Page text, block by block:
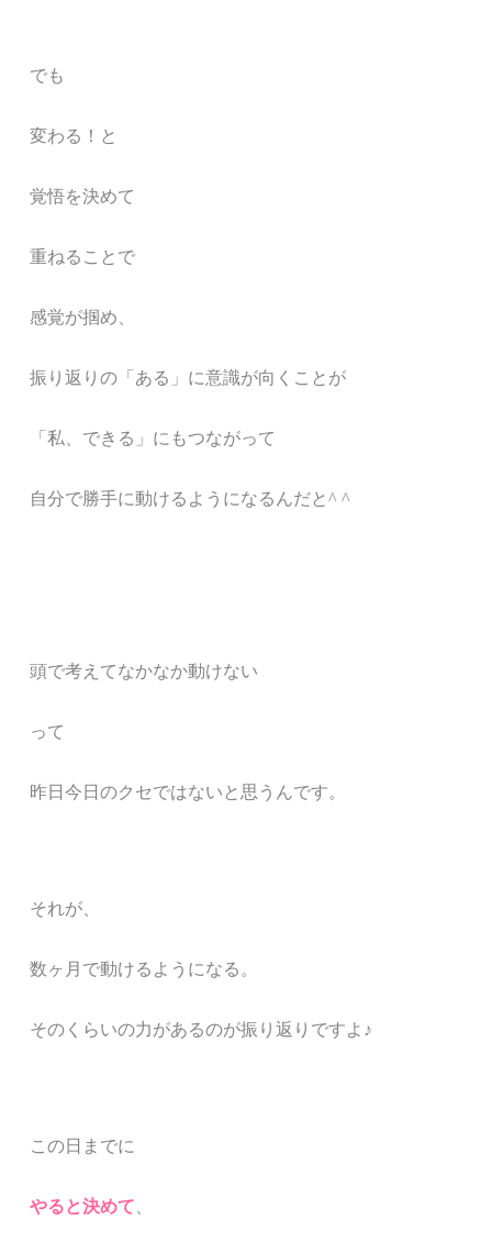
でも
変わる！と
覚悟を決めて
重ねることで
感覚が掴め、
振り返りの「ある」に意識が向くことが
「私、できる」にもつながって
自分で勝手に動けるようになるんだと^ ^
頭で考えてなかなか動けない
って
昨日今日のクセではないと思うんです。
それが、
数ヶ月で動けるようになる。
そのくらいの力があるのが振り返りですよ♪
この日までに
やると決めて